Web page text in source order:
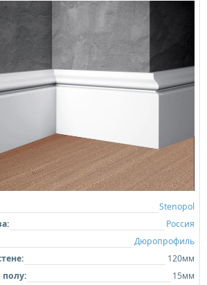
Stenopol
Россия
Дюропрофиль
120мм
15мм